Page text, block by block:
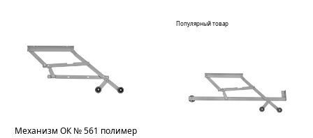
Механизм ОК № 561 полимер
Популярный товар